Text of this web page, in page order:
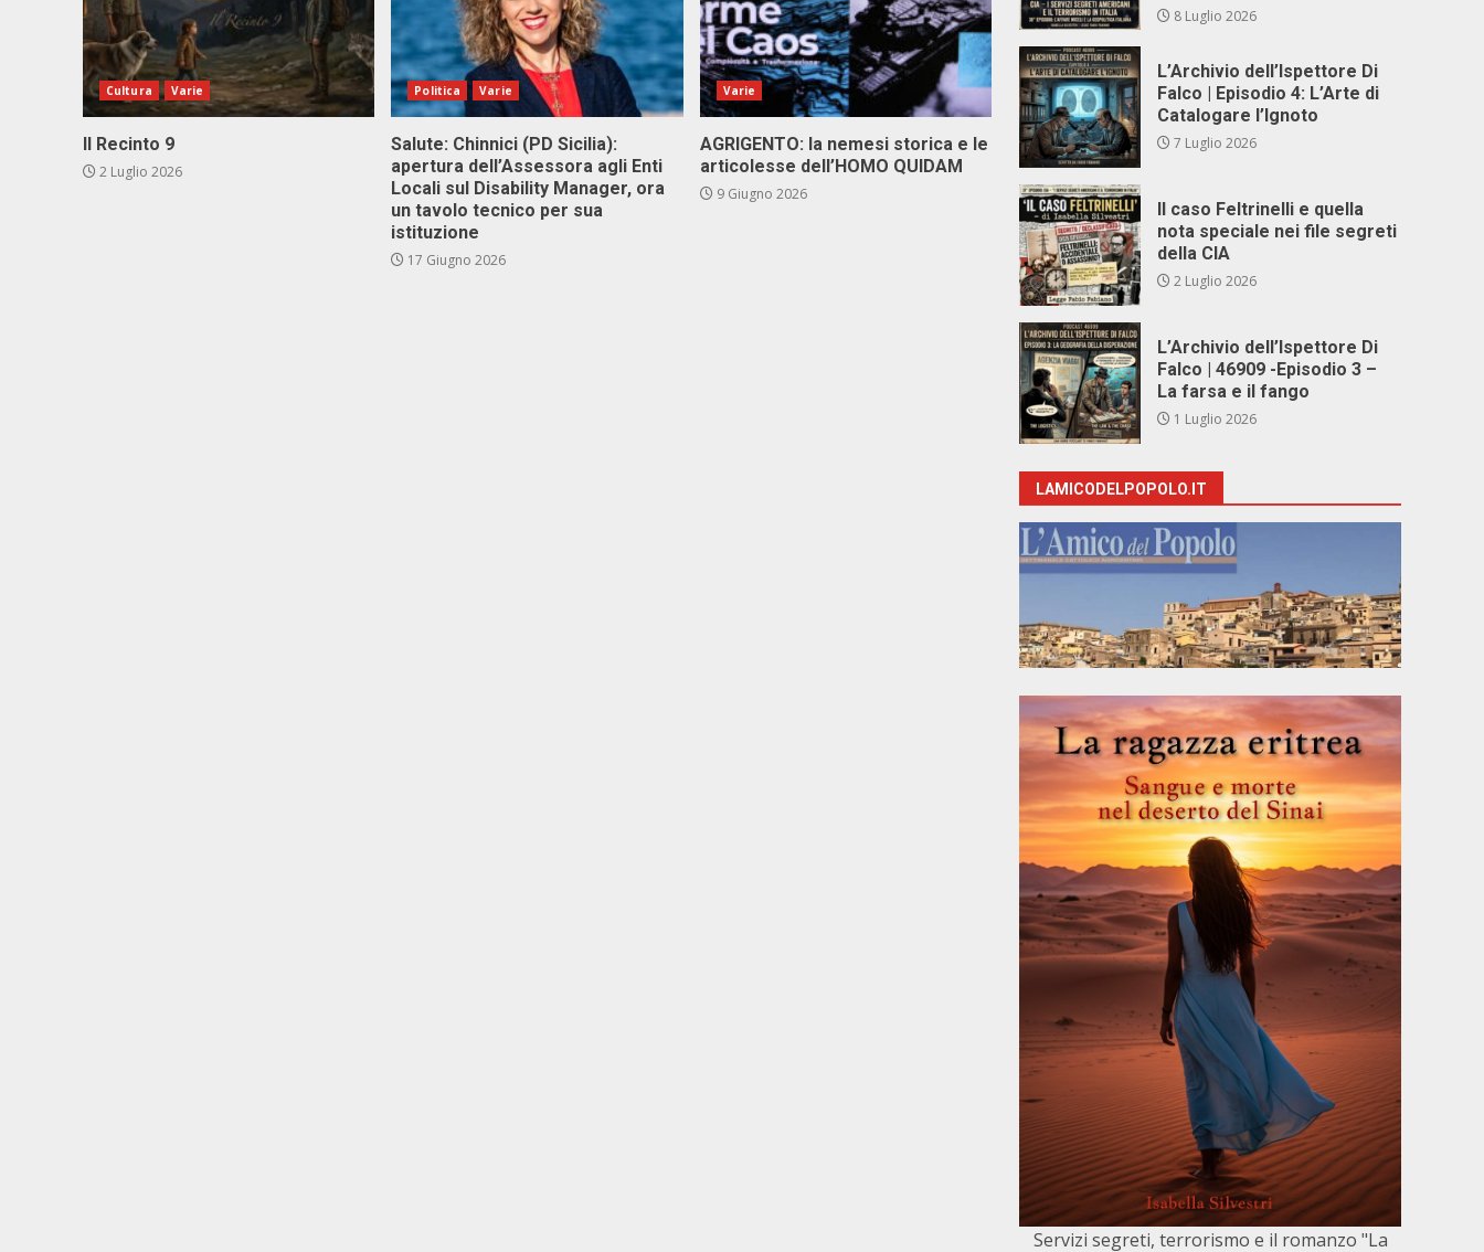
Cultura Varie
Il Recinto 9
2 Luglio 2026
Politica Varie
Salute: Chinnici (PD Sicilia):
apertura dell’Assessora agli Enti
Locali sul Disability Manager, ora
un tavolo tecnico per sua
istituzione
17 Giugno 2026
Varie
AGRIGENTO: la nemesi storica e le
articolesse dell’HOMO QUIDAM
9 Giugno 2026
8 Luglio 2026
L’Archivio dell’Ispettore Di
Falco | Episodio 4: L’Arte di
Catalogare l’Ignoto
7 Luglio 2026
Il caso Feltrinelli e quella
nota speciale nei file segreti
della CIA
2 Luglio 2026
L’Archivio dell’Ispettore Di
Falco | 46909 -Episodio 3 –
La farsa e il fango
1 Luglio 2026
LAMICODELPOPOLO.IT
Servizi segreti, terrorismo e il romanzo "La